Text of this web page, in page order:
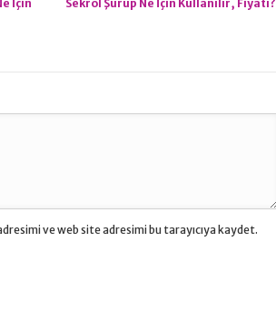
İçin
Sekrol Şurup Ne İçin Kullanılır, Fiyatı?
ve web site adresimi bu tarayıcıya kaydet.